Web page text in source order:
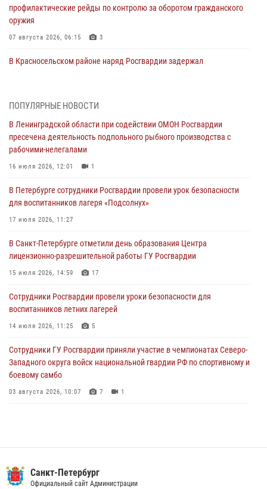
профилактические рейды по контролю за оборотом гражданского
оружия
07 августа 2026, 06:15 3
В Красносельском районе наряд Росгвардии задержал
06 августа 2026, 13:39 1
В Центральном районе росгвардейцы оперативно задержали
хулигана, стрелявшего из пускового устройства рядом с жилыми
домами
06 августа 2026, 11:36
Сотрудники и военнослужащие Росгвардии обеспечили
правопорядок при проведении матча "Зенит" - "Балтика"
06 августа 2026, 07:30
В Выборгском районе наряд Росгвардии обнаружил
разыскиваемый преступный автотранспорт
05 августа 2026, 12:25 2
Петербургские росгвардейцы обнаружили объявленный в розыск
автомобиль, ранее использовавшийся при совершении кражи в
Ленобласти
ПОПУЛЯРНЫЕ НОВОСТИ
В Ленинградской области при содействии ОМОН Росгвардии
пресечена деятельность подпольного рыбного производства с
рабочими-нелегалами
16 июля 2026, 12:01 1
В Петербурге сотрудники Росгвардии провели урок безопасности
для воспитанников лагеря «Подсолнух»
17 июля 2026, 11:27
В Санкт-Петербурге отметили день образования Центра
лицензионно-разрешительной работы ГУ Росгвардии
15 июля 2026, 14:59 17
Сотрудники Росгвардии провели уроки безопасности для
воспитанников летних лагерей
14 июля 2026, 11:25 5
Сотрудники ГУ Росгвардии приняли участие в чемпионатах Северо-
Западного округа войск национальной гвардии РФ по спортивному и
боевому самбо
03 августа 2026, 10:07 7 1
В Красногвардейском районе росгвардейцы задержали хулигана,
угрожавшего мужчине пневматическим пистолетом
Санкт-Петербург
Официальный сайт Администрации